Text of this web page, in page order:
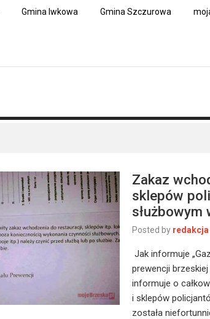
Gmina Iwkowa Gmina Szczurowa
Zakaz
sklepów
służbowym
Posted by redakcja
Jak informuje
prewencji brzeskiej
informuje o
i sklepów
została